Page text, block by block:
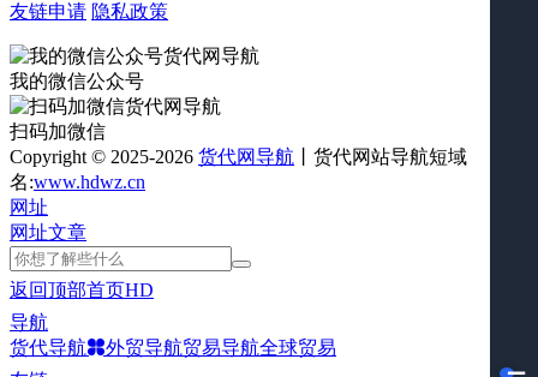
友链申请 隐私政策
我的微信公众号
扫码加微信
Copyright © 2025-2026 货代网导航 丨货代网站导航短域
名:www.hdwz.cn
网址
网址文章
返回顶部首页HD
导航
货代导航
外贸导航贸易导航全球贸易